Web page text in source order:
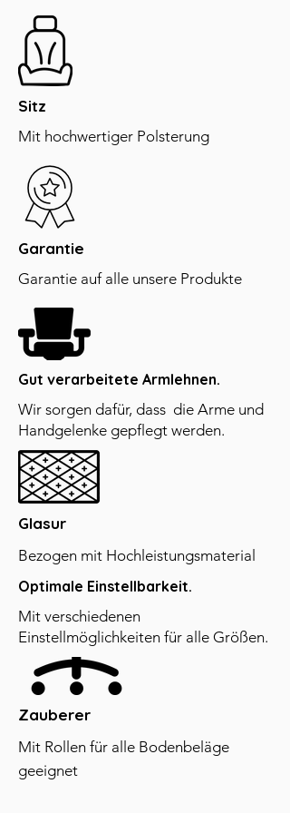
Sitz
Mit hochwertiger Polsterung
Garantie
Garantie auf alle unsere Produkte
Gut verarbeitete Armlehnen.
Wir sorgen dafür, dass die Arme und
Handgelenke gepflegt werden.
Glasur
Bezogen mit Hochleistungsmaterial
Optimale Einstellbarkeit.
Mit verschiedenen
Einstellmöglichkeiten für alle Größen.
Zauberer
Mit Rollen für alle Bodenbeläge
geeignet